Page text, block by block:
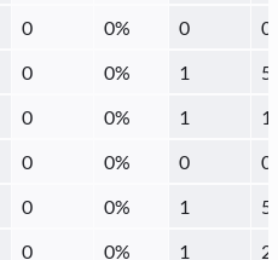
0 0% 0 0
0 0% 1
0 0% 1
0 0% 0 0
0 0% 1
0 0% 1